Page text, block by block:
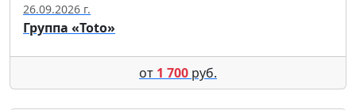
26.09.2026 г.
Группа «Toto»
от 1 700 руб.